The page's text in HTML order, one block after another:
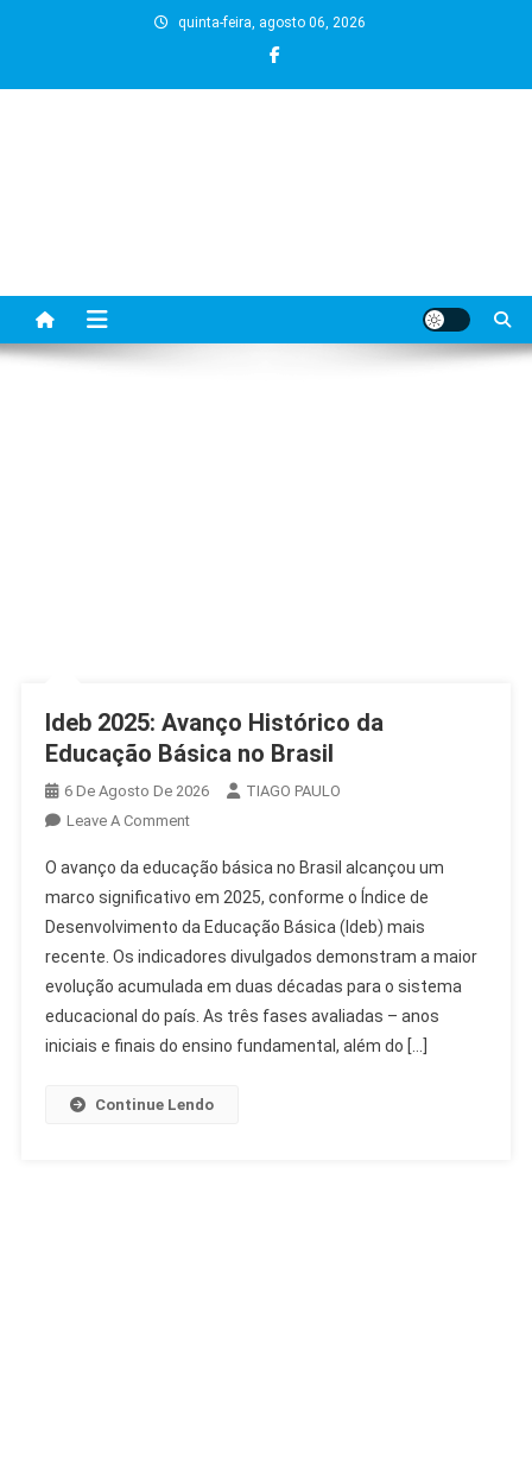
quinta-feira, agosto 06, 2026
Ideb 2025: Avanço Histórico da
Educação Básica no Brasil
6 De Agosto De 2026
TIAGO PAULO
Leave A CommentOn
2025:
Avanço
Histórico
Da
Educação
Básica
O avanço da educação básica no Brasil alcançou um
marco significativo em 2025, conforme o Índice de
Desenvolvimento da Educação Básica (Ideb) mais
recente. Os indicadores divulgados demonstram a maior
evolução acumulada em duas décadas para o sistema
educacional do país. As três fases avaliadas – anos
iniciais e finais do ensino fundamental, além do […]
Continue Lendo